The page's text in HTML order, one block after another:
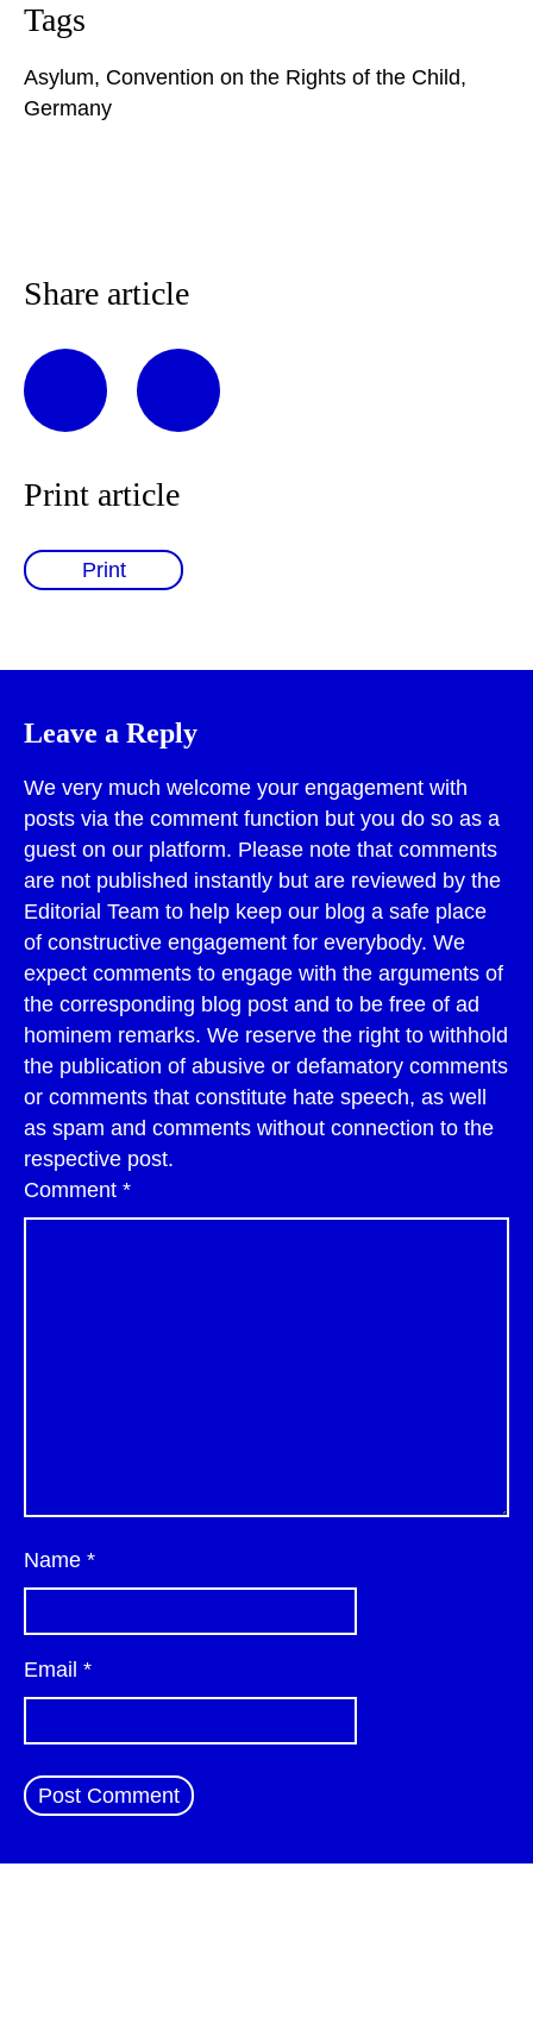
Tags
Asylum, Convention on the Rights of the Child,
Germany
Share article
Print article
Print
Leave a Reply
We very much welcome your engagement with
posts via the comment function but you do so as a
guest on our platform. Please note that comments
are not published instantly but are reviewed by the
Editorial Team to help keep our blog a safe place
of constructive engagement for everybody. We
expect comments to engage with the arguments of
the corresponding blog post and to be free of ad
hominem remarks. We reserve the right to withhold
the publication of abusive or defamatory comments
or comments that constitute hate speech, as well
as spam and comments without connection to the
respective post.
Comment *
Name *
Email *